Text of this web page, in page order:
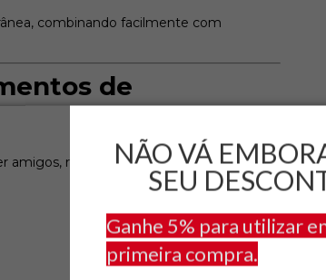
NÃO VÁ
SEU
Ganhe 5% para utilizar
primeira compra.
combinando facilmente com
de
amigos, relaxar ou criar um novo espaço